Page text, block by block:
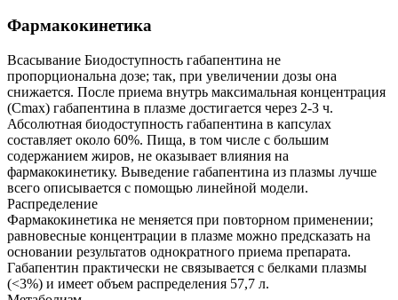
Фармакокинетика
Всасывание Биодоступность габапентина не
пропорциональна дозе; так, при увеличении дозы она
снижается. После приема внутрь максимальная концентрация
(Cmax) габапентина в плазме достигается через 2-3 ч.
Абсолютная биодоступность габапентина в капсулах
составляет около 60%. Пища, в том числе с большим
содержанием жиров, не оказывает влияния на
фармакокинетику. Выведение габапентина из плазмы лучше
всего описывается с помощью линейной модели.
Распределение
Фармакокинетика не меняется при повторном применении;
равновесные концентрации в плазме можно предсказать на
основании результатов однократного приема препарата.
Габапентин практически не связывается с белками плазмы
(<3%) и имеет объем распределения 57,7 л.